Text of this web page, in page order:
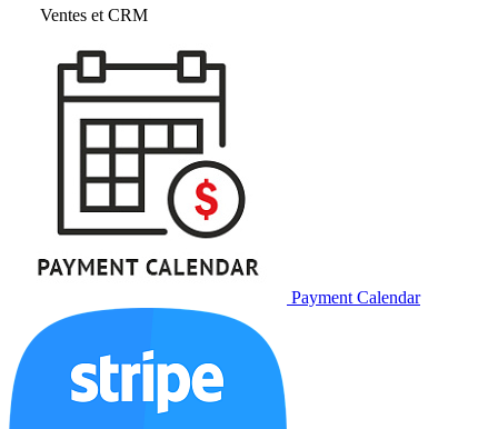
Ventes et CRM
Payment Calendar